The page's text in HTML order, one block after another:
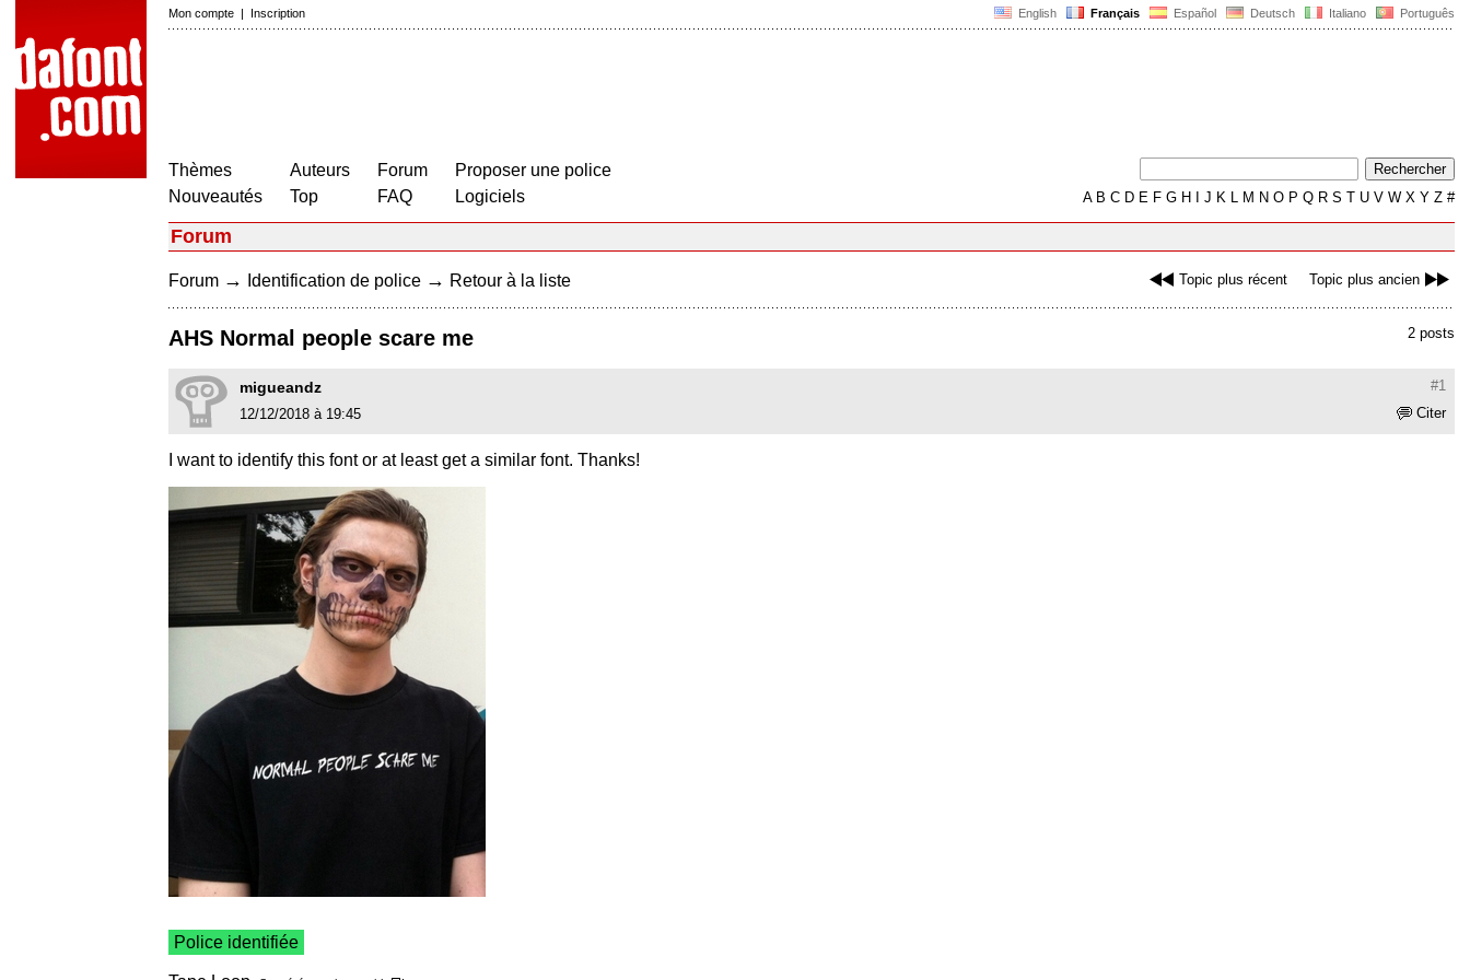
English Français Español Deutsch Italiano Português
Mon compte | Inscription
Thèmes
Nouveautés
Auteurs
Top
Forum
FAQ
Proposer une police
Logiciels
AB C D E F G H J K L M N O P Q R S T U V W X Y Z #
Forum
Topic plus récent Topic plus ancien
Forum → Identification de police → Retour à la liste
2 posts
AHS Normal people scare me
#1
migueandz
Citer
12/12/2018 à 19:45
I want to identify this font or at least get a similar font. Thanks!
Police identifiée